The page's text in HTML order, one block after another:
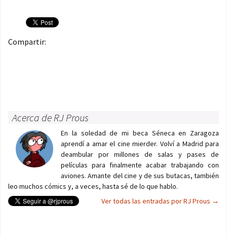
Compartir:
Acerca de RJ Prous
En la soledad de mi beca Séneca en Zaragoza
aprendí a amar el cine mierder. Volví a Madrid para
deambular por millones de salas y pases de
películas para finalmente acabar trabajando con
aviones. Amante del cine y de sus butacas, también
leo muchos cómics y, a veces, hasta sé de lo que hablo.
Ver todas las entradas por RJ Prous →